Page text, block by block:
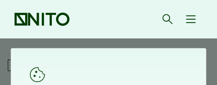
Forsiden Åpne søk
{
Mikrokurs for tillitsvalgte